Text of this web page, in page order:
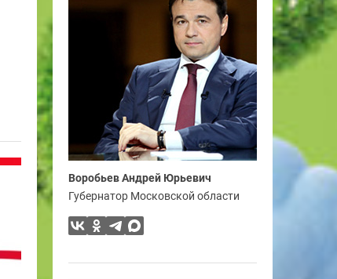
Воробьев Андрей Юрьевич
Губернатор Московской области